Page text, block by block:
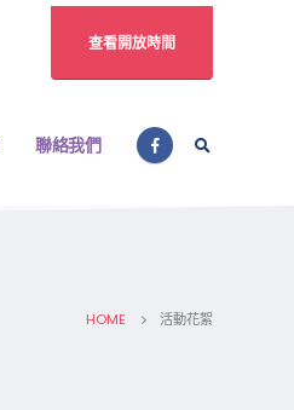
查看開放時間
聯絡我們
HOME 活動花絮